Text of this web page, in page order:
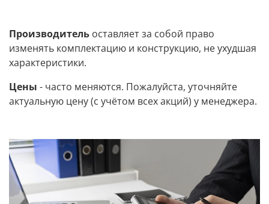
Производитель оставляет за собой право
изменять комплектацию и конструкцию, не ухудшая
характеристики.
Цены - часто меняются. Пожалуйста, уточняйте
актуальную цену (с учётом всех акций) у менеджера.